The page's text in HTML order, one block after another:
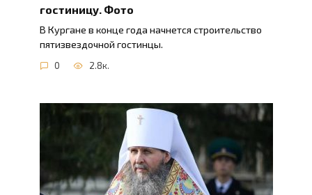
гостиницу. Фото
В Кургане в конце года начнется строительство
пятизвездочной гостинцы.
0 2.8к.